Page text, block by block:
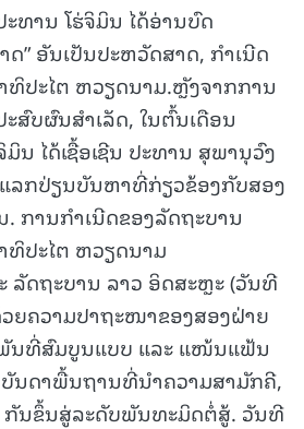
ທານ ໂຮ່ຈິມິນ ໄດ້ອ່ານບົດ
ດ” ອັນເປັນປະຫວັດສາດ, ກໍາເນີດ
ທິປະໄຕ ຫວຽດນາມ.ຫຼັງຈາກການ
ສົບຜົນສໍາເລັດ, ໃນຕົ້ນເດືອນ
ມິນ ໄດ້ເຊື້ອເຊີນ ປະທານ ສຸພານຸວົງ
ລກປ່ຽນບັນຫາທີ່ກ່ຽວຂ້ອງກັບສອງ
ການກໍາເນີດຂອງລັດຖະບານ
ທິປະໄຕ ຫວຽດນາມ
ລັດຖະບານ ລາວ ອິດສະຫຼະ (ວັນທີ
ຍຄວາມປາຖະໜາຂອງສອງຝ່າຍ
ນທີ່ສົມບູນແບບ ແລະ ແໜ້ນແຟ້ນ
ນດາພື້ນຖານທີ່ນໍາຄວາມສາມັກຄີ,
ກັນຂຶ້ນສູ່ລະດັບພັນທະມິດຕໍ່ສູ້. ວັນທີ